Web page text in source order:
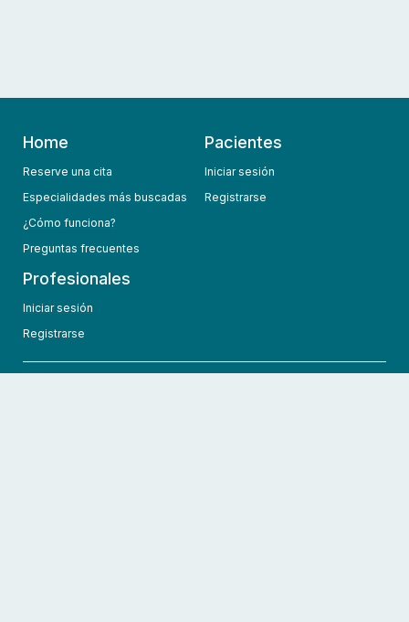
Home
Reserve una cita
Especialidades más buscadas
¿Cómo funciona?
Preguntas frecuentes
Pacientes
Iniciar sesión
Registrarse
Profesionales
Iniciar sesión
Registrarse